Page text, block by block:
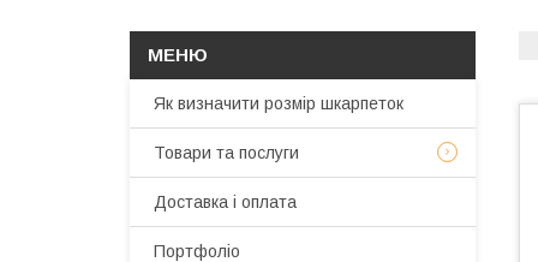
Як визначити розмір шкарпеток
Товари та послуги
Доставка і оплата
Портфоліо